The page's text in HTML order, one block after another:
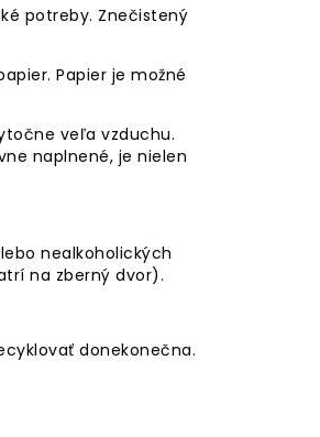
potreby. Znečistený
Papier je možné
veľa vzduchu.
naplnené, je nielen
nealkoholických
na zberný dvor).
donekonečna.